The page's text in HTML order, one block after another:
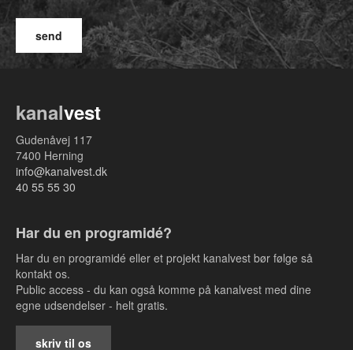
kanalvest
Gudenåvej 117
7400 Herning
info@kanalvest.dk
40 55 55 30
Har du en programidé?
Har du en programidé eller et projekt kanalvest bør følge så
kontakt os.
Public access - du kan også komme på kanalvest med dine
egne udsendelser - helt gratis.
skriv til os